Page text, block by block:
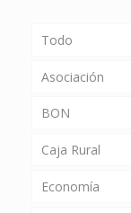
Todo
Asociación
BON
Caja Rural
Economía